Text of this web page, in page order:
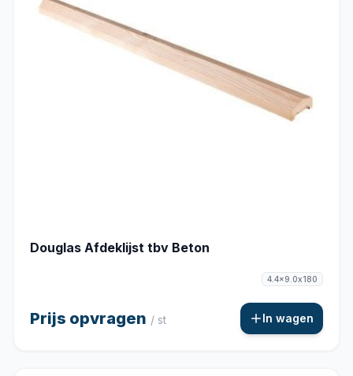
Douglas Afdeklijst tbv Beton
4.4x9.0x180
Prijs opvragen / st In wagen